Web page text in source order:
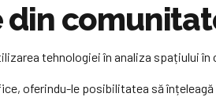
din
tehnologiei în analiza spațiului
oferindu-le posibilitatea să